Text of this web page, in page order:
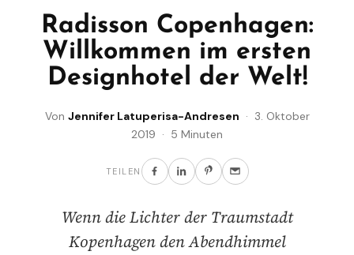
Radisson Copenhagen:
Willkommen im ersten
Designhotel der Welt!
Von Jennifer Latuperisa-Andresen · 3. Oktober
2019 · 5 Minuten
TEILEN
Wenn die Lichter der Traumstadt
Kopenhagen den Abendhimmel